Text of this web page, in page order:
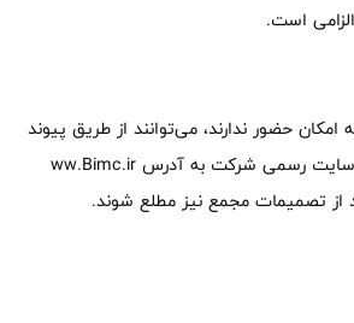
است.
حضور ندارند، می‌توانند از طریق پیوند
اینترنتی ارائه شده در سایت رسمی شرکت به آدرس ww.Bimc.ir
تصمیمات مجمع نیز مطلع شوند.